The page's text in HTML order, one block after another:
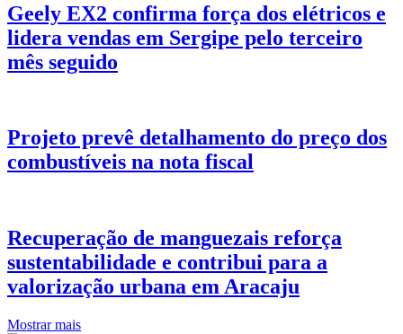
Geely EX2 confirma força dos elétricos e
lidera vendas em Sergipe pelo terceiro
mês seguido
Projeto prevê detalhamento do preço dos
combustíveis na nota fiscal
Recuperação de manguezais reforça
sustentabilidade e contribui para a
valorização urbana em Aracaju
Mostrar mais